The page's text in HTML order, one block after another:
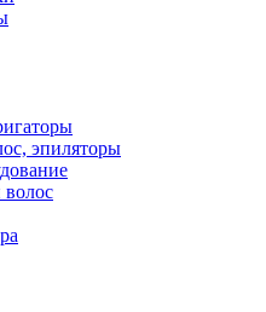
эпиляторы
волос